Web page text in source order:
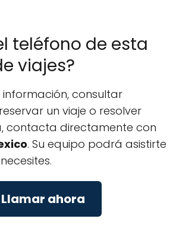
teléfono de esta
viajes?
información, consultar
un viaje o resolver
contacta directamente con
. Su equipo podrá asistirte
Llamar ahora